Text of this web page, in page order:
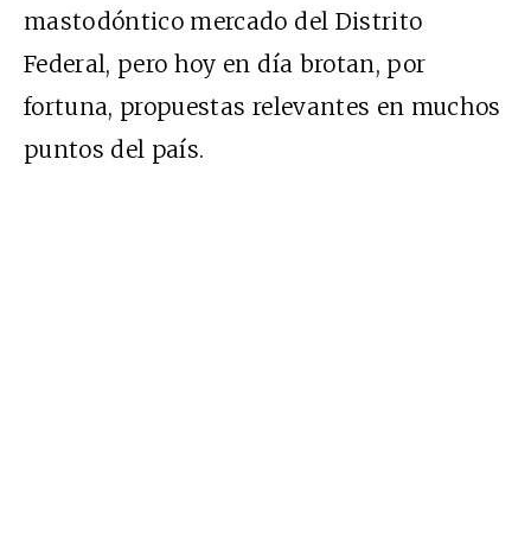
mastodóntico mercado del Distrito
Federal, pero hoy en día brotan, por
fortuna, propuestas relevantes en muchos
puntos del país.